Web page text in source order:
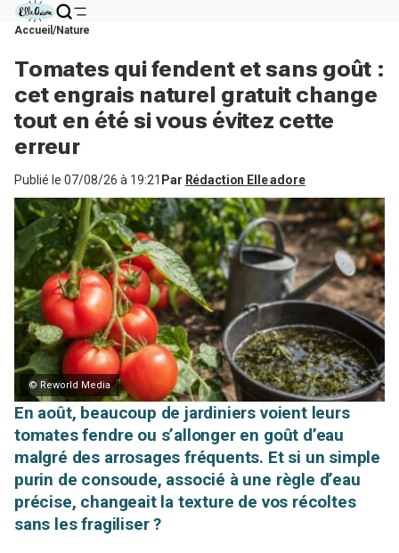
Accueil Nature
Tomates qui fendent et sans goût :
cet engrais naturel gratuit change
tout en été si vous évitez cette
erreur
Publié le 07/08/26 à 19:21 Par Rédaction Elle adore
© Reworld Media
En août, beaucoup de jardiniers voient leurs
tomates fendre ou s’allonger en goût d’eau
malgré des arrosages fréquents. Et si un simple
purin de consoude, associé à une règle d’eau
précise, changeait la texture de vos récoltes
sans les fragiliser ?